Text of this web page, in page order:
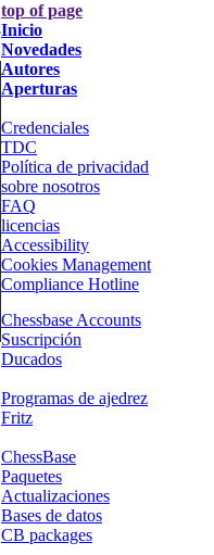
top of page
Inicio
Novedades
Autores
Aperturas
Credenciales
TDC
Política de privacidad
sobre nosotros
FAQ
licencias
Accessibility
Cookies Management
Compliance Hotline
Chessbase Accounts
Suscripción
Ducados
Programas de ajedrez
Fritz
ChessBase
Paquetes
Actualizaciones
Bases de datos
CB packages